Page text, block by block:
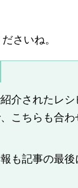
さいね。
介されたレ
こちらも合わ
も記事の最